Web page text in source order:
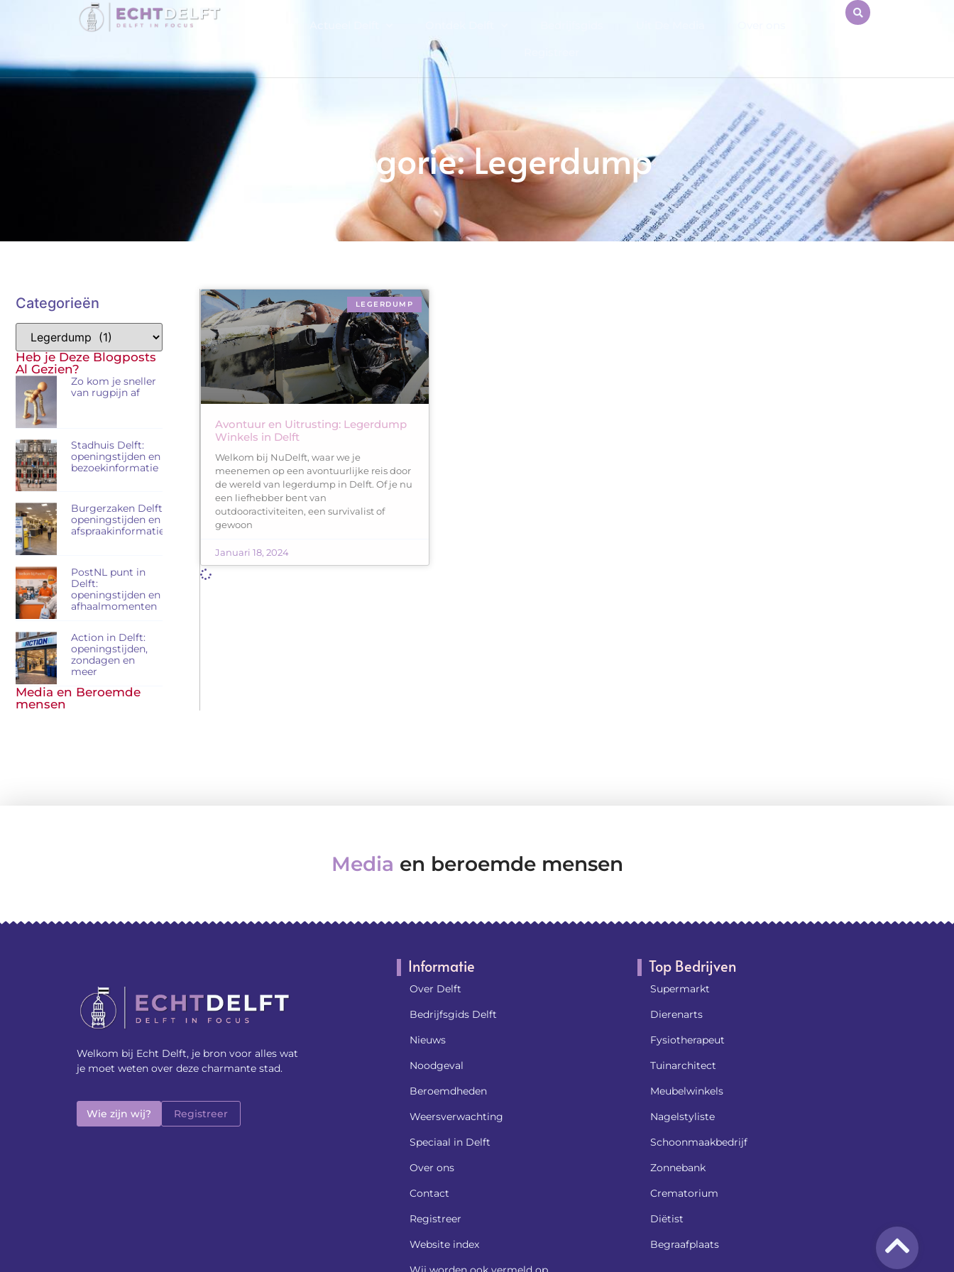
Categorie: Legerdump
Categorieën
Heb je Deze Blogposts
Al Gezien?
Zo kom je sneller
van rugpijn af
Stadhuis Delft:
openingstijden en
bezoekinformatie
Burgerzaken Delft:
openingstijden en
afspraakinformatie
PostNL punt in
Delft:
openingstijden en
afhaalmomenten
Action in Delft:
openingstijden,
zondagen en
meer
Media en Beroemde
mensen
LEGERDUMP
Avontuur en Uitrusting: Legerdump
Winkels in Delft
Welkom bij NuDelft, waar we je
meenemen op een avontuurlijke reis door
de wereld van legerdump in Delft. Of je nu
een liefhebber bent van
outdooractiviteiten, een survivalist of
gewoon
Januari 18, 2024
Media en beroemde mensen
Welkom bij Echt Delft, je bron voor alles wat
je moet weten over deze charmante stad.
Wie zijn wij? Registreer
Informatie
Over Delft
Bedrijfsgids Delft
Nieuws
Noodgeval
Beroemdheden​
Weersverwachting
Speciaal in Delft
Over ons
Contact
Registreer
Website index
Top Bedrijven
Supermarkt
Dierenarts
Fysiotherapeut
Tuinarchitect
Meubelwinkels
Nagelstyliste
Schoonmaakbedrijf
Zonnebank
Crematorium
Diëtist
Begraafplaats